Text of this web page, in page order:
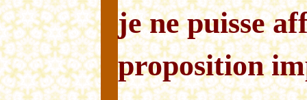
je ne puisse
proposition